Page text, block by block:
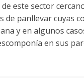
este sector
panllevar cuyas
y en algunos
en sus